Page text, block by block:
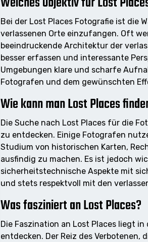
Bei der Lost Places Fotografie ist die
verlassenen Orte einzufangen. Oft
beeindruckende Architektur der
besser erfassen und interessante
Umgebungen klare und scharfe
Fotografen und dem gewünschten
Wie kann man Lost Places
Die Suche nach Lost Places für die
zu entdecken. Einige Fotografen
Studium von historischen Karten,
ausfindig zu machen. Es ist jedoch
sicherheitstechnische Aspekte mit
und stets respektvoll mit den
Was fasziniert an Lost Places?
Die Faszination an Lost Places liegt
entdecken. Der Reiz des Verbotenen,